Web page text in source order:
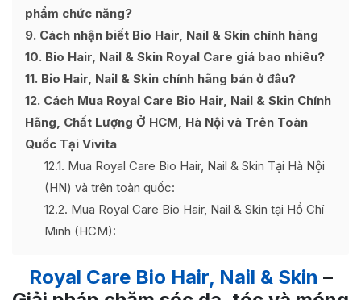
phẩm chức năng?
9 Cách nhận biết Bio Hair, Nail & Skin chính hãng
10 Bio Hair, Nail & Skin Royal Care giá bao nhiêu?
11 Bio Hair, Nail & Skin chính hãng bán ở đâu?
12 Cách Mua Royal Care Bio Hair, Nail & Skin Chính
Hãng, Chất Lượng Ở HCM, Hà Nội và Trên Toàn
Quốc Tại Vivita
12.1 Mua Royal Care Bio Hair, Nail & Skin Tại Hà Nội
(HN) và trên toàn quốc:
12.2 Mua Royal Care Bio Hair, Nail & Skin tại Hồ Chí
Minh (HCM):
Royal Care Bio Hair, Nail & Skin –